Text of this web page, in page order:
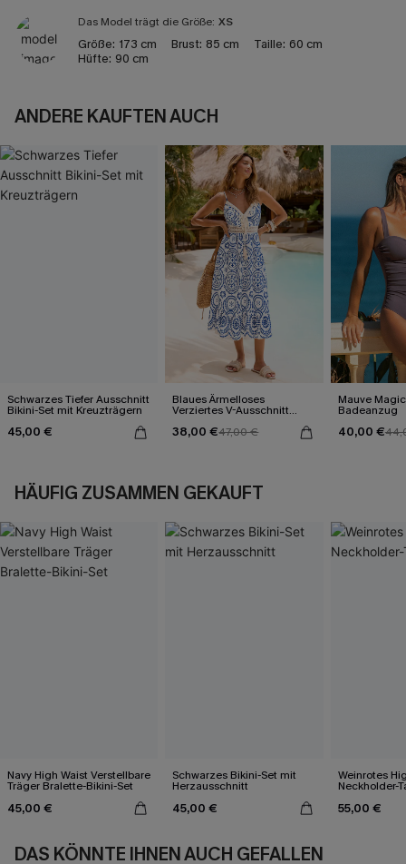
Das Model trägt die Größe: XS
Größe: 173 cm Brust: 85 cm Taille: 60 cm
Hüfte: 90 cm
ANDERE KAUFTEN AUCH
Schwarzes Tiefer Ausschnitt
Bikini-Set mit Kreuzträgern
45,00 €
Blaues Ärmelloses
Verziertes V-Ausschnitt
38,00 €47,00 €
Mauve
Badeanzug
40,00 €
HÄUFIG ZUSAMMEN GEKAUFT
Navy High Waist Verstellbare
Träger Bralette-Bikini-Set
45,00 €
Schwarzes Bikini-Set mit
Herzausschnitt
45,00 €
Weinrotes
Neckholder-
55,00 €
DAS KÖNNTE IHNEN AUCH GEFALLEN